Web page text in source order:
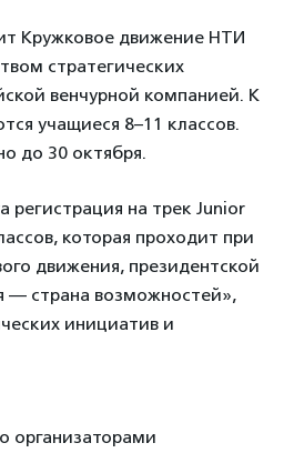
Кружковое движение НТИ
стратегических
венчурной компанией. К
учащиеся 8–11 классов.
до 30 октября.
регистрация на трек Junior
которая проходит при
движения, президентской
— страна возможностей»,
инициатив и
организаторами